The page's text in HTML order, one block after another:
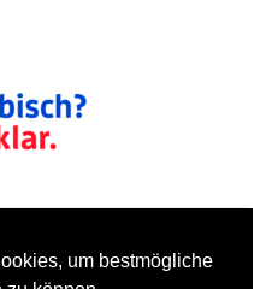
um bestmögliche